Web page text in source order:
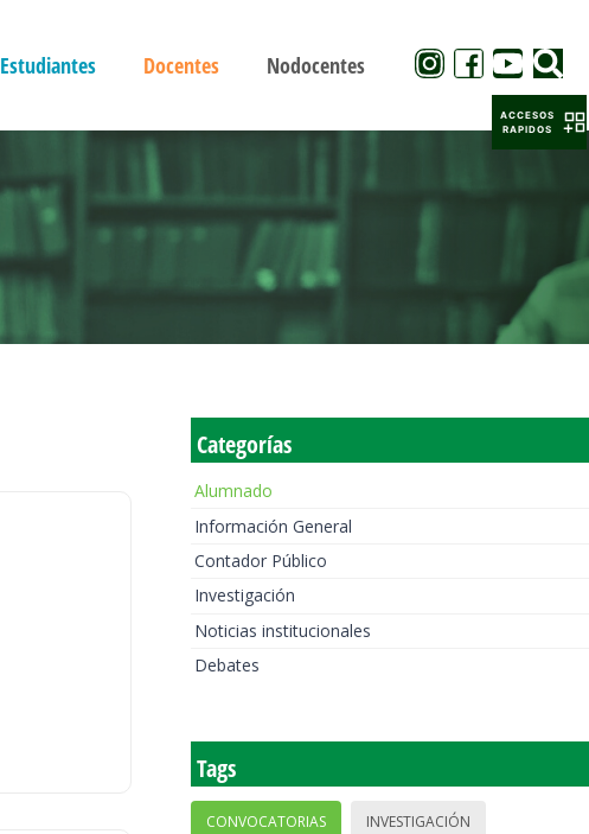
Estudiantes Docentes Nodocentes
Categorías
Alumnado
Información General
Contador Público
Investigación
Noticias institucionales
Debates
Tags
CONVOCATORIAS INVESTIGACIÓN
ACCESOS
RAPIDOS